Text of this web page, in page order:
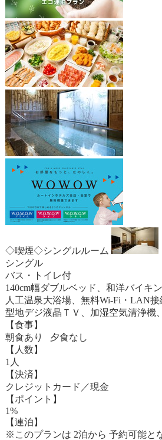
◇喫煙◇シングルルーム
シングル
バス・トイレ付
140cm幅ダブルベッド、和洋バイキ
人工温泉大浴場、無料Wi-Fi・LAN
型地デジ液晶ＴＶ、加湿空気清浄機
【食事】
朝食あり 夕食なし
【人数】
1人
【決済】
クレジットカード／現金
【ポイント】
1%
【連泊】
※このプランは 2泊から 予約可能と